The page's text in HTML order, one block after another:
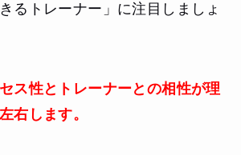
るトレーナー」に注目しましょ
ス性とトレーナーとの相性が理
右します。